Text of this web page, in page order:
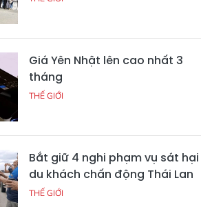
Giá Yên Nhật lên cao nhất 3
tháng
THẾ GIỚI
Bắt giữ 4 nghi phạm vụ sát hại
du khách chấn động Thái Lan
THẾ GIỚI